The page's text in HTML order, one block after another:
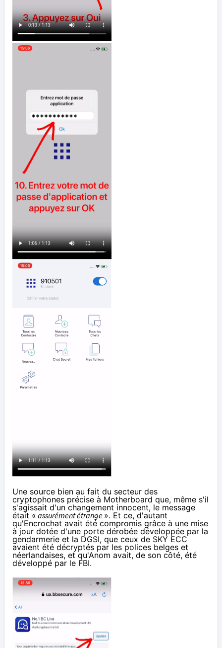
Une source bien au fait du secteur des
cryptophones précise à Motherboard que, même s'il
s'agissait d'un changement innocent, le message
était « assurément étrange ». Et ce, d'autant
qu'Encrochat avait été compromis grâce à une mise
à jour dotée d'une porte dérobée développée par la
gendarmerie et la DGSI, que ceux de SKY ECC
avaient été décryptés par les polices belges et
néerlandaises, et qu'Anom avait, de son côté, été
développé par le FBI.